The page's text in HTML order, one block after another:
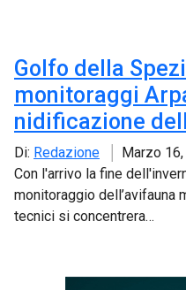
Golfo della
monitoraggi
nidificazione
Di: Redazione
Marzo
Con l'arrivo la fine
monitoraggio dell’avifauna
tecnici si concentrera…